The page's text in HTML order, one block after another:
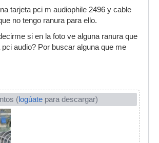
tarjeta pci m audiophile 2496 y cable
no tengo ranura para ello.
si en la foto ve alguna ranura que
audio? Por buscar alguna que me
(logúate para descargar)